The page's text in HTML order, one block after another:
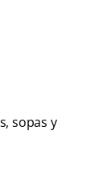
sopas y